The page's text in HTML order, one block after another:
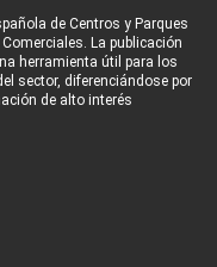
de Centros y Parques
La publicación
herramienta útil para los
sector, diferenciándose por
de alto interés